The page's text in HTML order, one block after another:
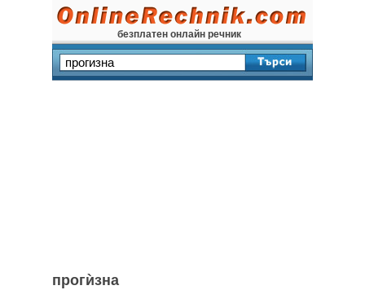
безплатен онлайн речник
прогѝзна